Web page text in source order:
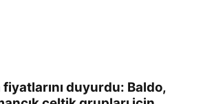
fiyatlarını duyurdu: Baldo,